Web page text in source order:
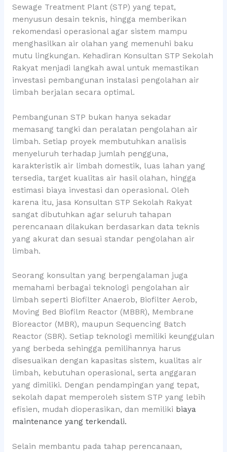
Sewage Treatment Plant (STP) yang tepat,
menyusun desain teknis, hingga memberikan
rekomendasi operasional agar sistem mampu
menghasilkan air olahan yang memenuhi baku
mutu lingkungan. Kehadiran Konsultan STP Sekolah
Rakyat menjadi langkah awal untuk memastikan
investasi pembangunan instalasi pengolahan air
limbah berjalan secara optimal.
Pembangunan STP bukan hanya sekadar
memasang tangki dan peralatan pengolahan air
limbah. Setiap proyek membutuhkan analisis
menyeluruh terhadap jumlah pengguna,
karakteristik air limbah domestik, luas lahan yang
tersedia, target kualitas air hasil olahan, hingga
estimasi biaya investasi dan operasional. Oleh
karena itu, jasa Konsultan STP Sekolah Rakyat
sangat dibutuhkan agar seluruh tahapan
perencanaan dilakukan berdasarkan data teknis
yang akurat dan sesuai standar pengolahan air
limbah.
Seorang konsultan yang berpengalaman juga
memahami berbagai teknologi pengolahan air
limbah seperti Biofilter Anaerob, Biofilter Aerob,
Moving Bed Biofilm Reactor (MBBR), Membrane
Bioreactor (MBR), maupun Sequencing Batch
Reactor (SBR). Setiap teknologi memiliki keunggulan
yang berbeda sehingga pemilihannya harus
disesuaikan dengan kapasitas sistem, kualitas air
limbah, kebutuhan operasional, serta anggaran
yang dimiliki. Dengan pendampingan yang tepat,
sekolah dapat memperoleh sistem STP yang lebih
efisien, mudah dioperasikan, dan memiliki biaya
maintenance yang terkendali.
Selain membantu pada tahap perencanaan,